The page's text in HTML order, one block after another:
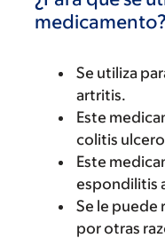
medicamento?
Se utiliza
artritis.
Este
colitis
Este
espondilitis
Se le puede
por otras